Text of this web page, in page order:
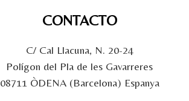
CONTACTO
C/ Cal Llacuna, N. 20-24
Polígon del Pla de les Gavarreres
08711 ÒDENA (Barcelona) Espanya